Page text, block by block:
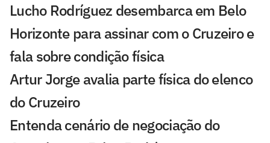
Lucho Rodríguez desembarca em Belo
Horizonte para assinar com o Cruzeiro e
fala sobre condição física
Artur Jorge avalia parte física do elenco
do Cruzeiro
Entenda cenário de negociação do